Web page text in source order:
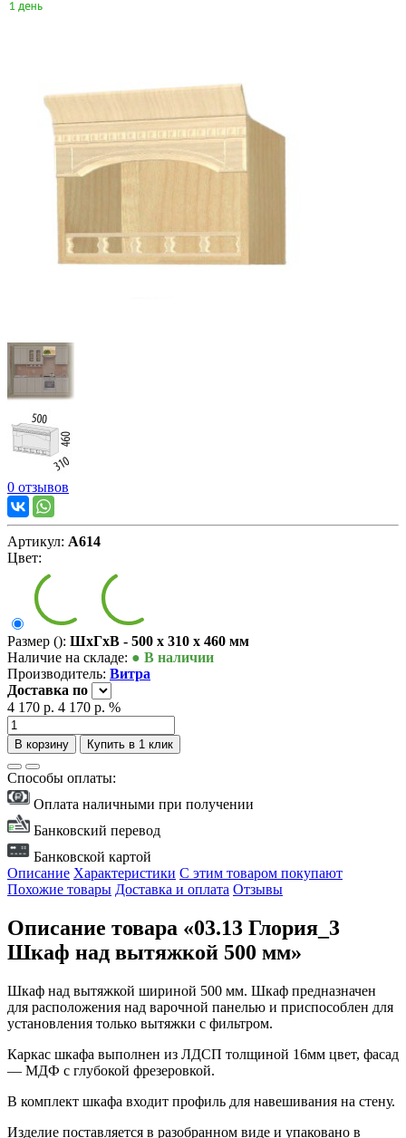
0 отзывов
Артикул: А614
Цвет:
Размер (): ШxГxВ - 500 x 310 x 460 мм
Наличие на складе: ● В наличии
Производитель: Витра
Доставка по
4 170 р. 4 170 р. %
В корзину Купить в 1 клик
Способы оплаты:
Оплата наличными при получении
Банковский перевод
Банковской картой
Описание Характеристики С этим товаром покупают
Похожие товары Доставка и оплата Отзывы
Описание товара «03.13 Глория_3
Шкаф над вытяжкой 500 мм»
Шкаф над вытяжкой шириной 500 мм. Шкаф предназначен
для расположения над варочной панелью и приспособлен для
установления только вытяжки с фильтром.
Каркас шкафа выполнен из ЛДСП толщиной 16мм цвет, фасад
— МДФ с глубокой фрезеровкой.
В комплект шкафа входит профиль для навешивания на стену.
Изделие поставляется в разобранном виде и упаковано в